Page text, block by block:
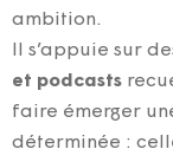
ambition.
Il s’appuie sur
et podcasts
faire émerger
déterminée :